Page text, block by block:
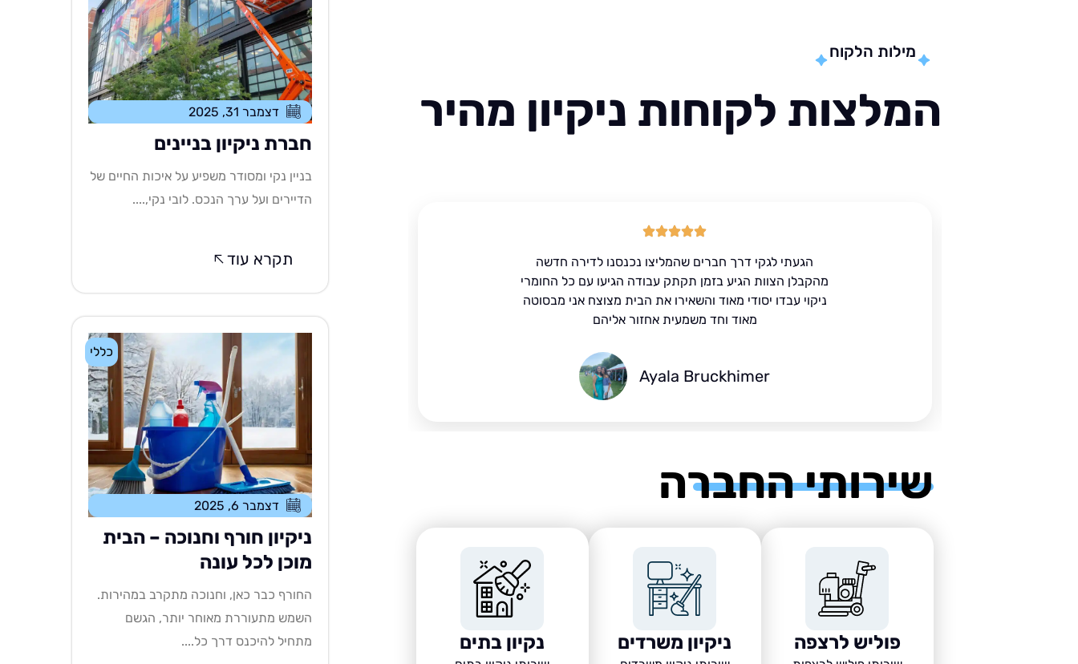
מילות הלקוח
המלצות לקוחות ניקיון מהיר
הגעתי לגקי דרך חברים שהמליצו נכנסנו לדירה חדשה
מהקבלן הצוות הגיע בזמן תקתק עבודה הגיעו עם כל החומרי
ניקוי עבדו יסודי מאוד והשאירו את הבית מצוצח אני מבסוטה
מאוד וחד משמעית אחזור אליהם
Ayala Bruckhimer
שירותי החברה
פוליש לרצפה ניקיון משרדים נקיון בתים
דצמבר 31, 2025
חברת ניקיון בניינים
בניין נקי ומסודר משפיע על איכות החיים של
הדיירים ועל ערך הנכס. לובי נקי,....
תקרא עוד
כללי
דצמבר 6, 2025
ניקיון חורף וחנוכה – הבית
מוכן לכל עונה
החורף כבר כאן, וחנוכה מתקרב במהירות.
השמש מתעוררת מאוחר יותר, הגשם
מתחיל להיכנס דרך כל....